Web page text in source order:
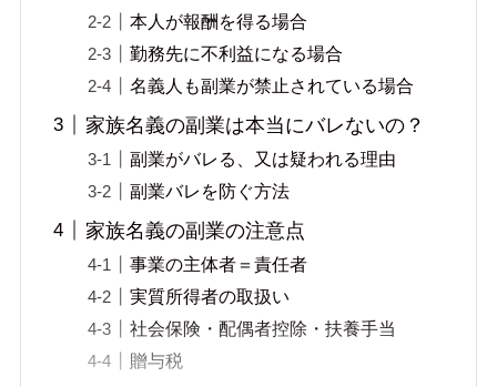
本人が報酬を得る場合
勤務先に不利益になる場合
名義人も副業が禁止されている場合
家族名義の副業は本当にバレないの？
副業がバレる、又は疑われる理由
副業バレを防ぐ方法
家族名義の副業の注意点
事業の主体者＝責任者
実質所得者の取扱い
社会保険・配偶者控除・扶養手当
贈与税